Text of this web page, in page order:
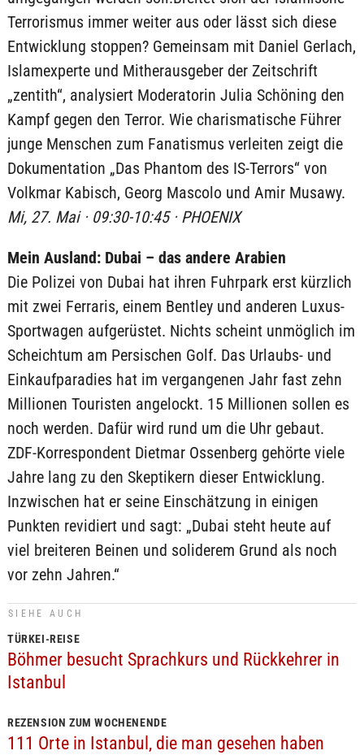
Terrorismus immer weiter aus oder lässt sich diese
Entwicklung stoppen? Gemeinsam mit Daniel Gerlach,
Islamexperte und Mitherausgeber der Zeitschrift
„zentith“, analysiert Moderatorin Julia Schöning den
Kampf gegen den Terror. Wie charismatische Führer
junge Menschen zum Fanatismus verleiten zeigt die
Dokumentation „Das Phantom des IS-Terrors“ von
Volkmar Kabisch, Georg Mascolo und Amir Musawy.
Mi, 27. Mai · 09:30-10:45 · PHOENIX
Mein Ausland: Dubai – das andere Arabien
Die Polizei von Dubai hat ihren Fuhrpark erst kürzlich
mit zwei Ferraris, einem Bentley und anderen Luxus-
Sportwagen aufgerüstet. Nichts scheint unmöglich im
Scheichtum am Persischen Golf. Das Urlaubs- und
Einkaufparadies hat im vergangenen Jahr fast zehn
Millionen Touristen angelockt. 15 Millionen sollen es
noch werden. Dafür wird rund um die Uhr gebaut.
ZDF-Korrespondent Dietmar Ossenberg gehörte viele
Jahre lang zu den Skeptikern dieser Entwicklung.
Inzwischen hat er seine Einschätzung in einigen
Punkten revidiert und sagt: „Dubai steht heute auf
viel breiteren Beinen und soliderem Grund als noch
vor zehn Jahren.“
SIEHE AUCH
TÜRKEI-REISE
Böhmer besucht Sprachkurs und Rückkehrer in
Istanbul
REZENSION ZUM WOCHENENDE
111 Orte in Istanbul, die man gesehen haben